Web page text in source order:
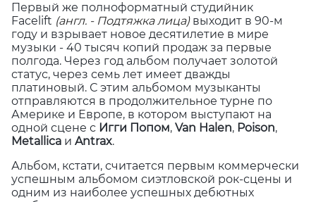
Первый же полноформатный студийник
Facelift (англ. - Подтяжка лица) выходит в 90-м
году и взрывает новое десятилетие в мире
музыки - 40 тысяч копий продаж за первые
полгода. Через год альбом получает золотой
статус, через семь лет имеет дважды
платиновый. С этим альбомом музыканты
отправляются в продолжительное турне по
Америке и Европе, в котором выступают на
одной сцене с Игги Попом, Van Halen, Poison,
Metallica и Antrax.
Альбом, кстати, считается первым коммерчески
успешным альбомом сиэтловской рок-сцены и
одним из наиболее успешных дебютных